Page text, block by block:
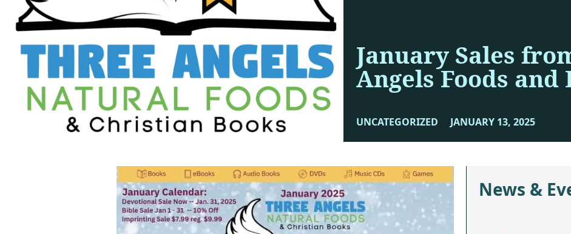
January Sales
Angels Foods and
UNCATEGORIZED JANUARY 13, 2025
News &